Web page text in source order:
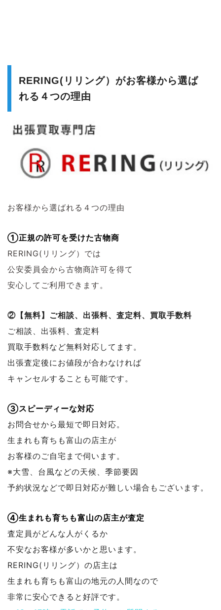
RERING(リリング）がお客様から選ば
れる４つの理由
お客様から選ばれる４つの理由
①正規の許可を受けた古物商
RERING(リリング）では
公安委員会から古物商許可を得て
安心してご利用できます。
②【無料】ご相談、出張料、査定料、買取手数料
ご相談、出張料、査定料
買取手数料など無料対応してます。
出張査定後にお値段が合わなければ
キャンセルすることも可能です。
③スピーディーな対応
お問合せから最短で即日対応。
生まれも育ちも富山の店主が
お客様のご自宅まで伺います。
※大雪、台風などの天候、季節要因
予約状況などで即日対応が難しい場合もございます。
④生まれも育ちも富山の店主が査定
査定員がどんな人がくるか
不安なお客様が多いかと思います。
RERING(リリング）の店主は
生まれも育ちも富山の地元の人間なので
非常に安心できると好評です。